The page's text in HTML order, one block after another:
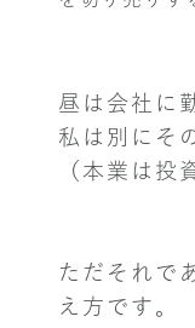
昼は会社に
私は別にそ
（本業は投
ただそれで
え方です。